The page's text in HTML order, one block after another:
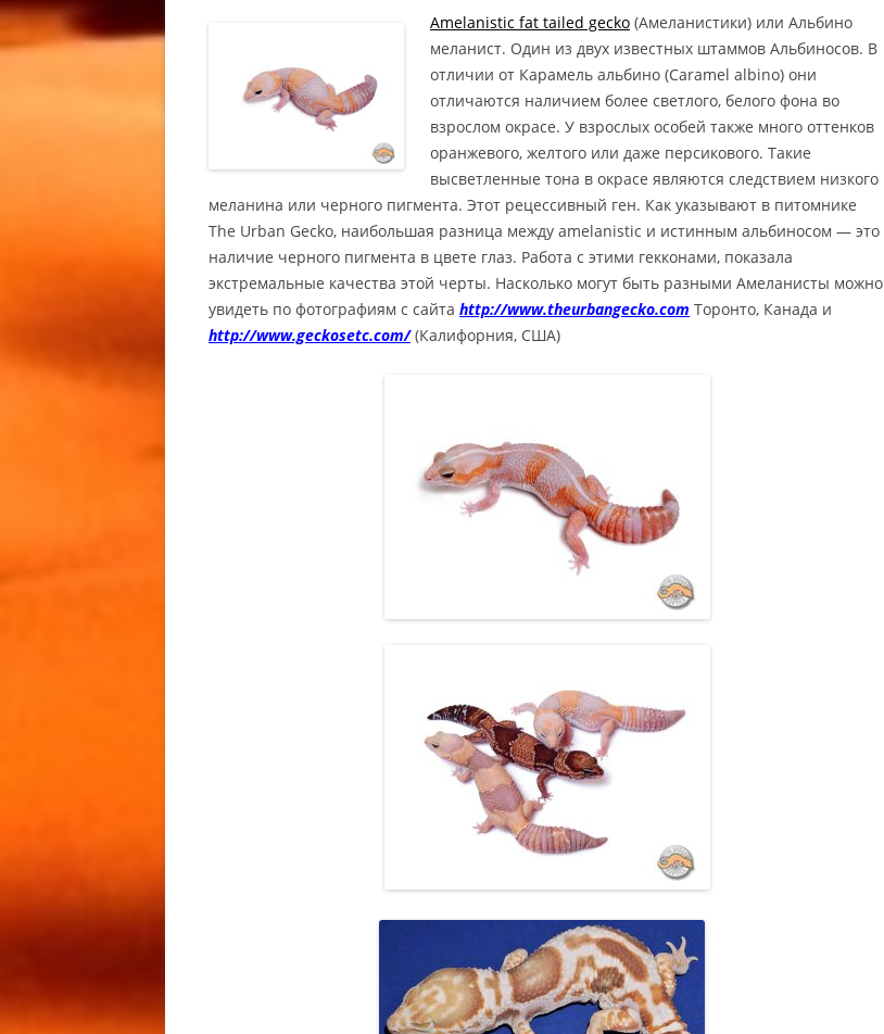
АФРИКАНСКИЙ
ГЕМИТЕКОНИКС ВАЙТ АУТ /
АФРИКАНСКИЙ
ТОЛСТОХВОСТЫЙ ГЕККОН WHITE
OUT / WHITE OUT HEMITHECONYX
CAUDICINCTUS / WHITE OUT FAT
TAILED GECKO
МОРФЫ ZERO / ZERO
HEMITHECONYX CAUDICINCTUS /
ZERO FAT TAILED GECKO
ГЕМИТЕКОНИКС ЗУЛУ /
/ ZULU HEMITHECONYX
ГЕМИТЕКОНИКС КАРАМЕЛЬ
АЛЬБИНО / АФРИКАНСКИЙ
ТОЛСТОХВОСТЫЙ ГЕККОН
CARAMEL ALBINO / CARAMEL
ALBINO HEMITHECONYX
CAUDICINCTUS / CARAMEL
ТОЛСТОХВОСТЫЙ ГЕККОН
МОРФЫ OREO / OREO
HEMITHECONYX CAUDICINCTUS /
Amelanistic fat tailed gecko (Амеланистики) или Альбино
меланист. Один из двух известных штаммов Альбиносов. В
отличии от Карамель альбино (Caramel albino) они
отличаются наличием более светлого, белого фона во
взрослом окрасе. У взрослых особей также много оттенков
оранжевого, желтого или даже персикового. Такие
высветленные тона в окрасе являются следствием низкого
меланина или черного пигмента. Этот рецессивный ген. Как указывают в питомнике
The Urban Gecko, наибольшая разница между amelanistic и истинным альбиносом — это
наличие черного пигмента в цвете глаз. Работа с этими гекконами, показала
экстремальные качества этой черты. Насколько могут быть разными Амеланисты можно
увидеть по фотографиям с сайта http://www.theurbangecko.com Торонто, Канада и
http://www.geckosetc.com/ (Калифорния, США)